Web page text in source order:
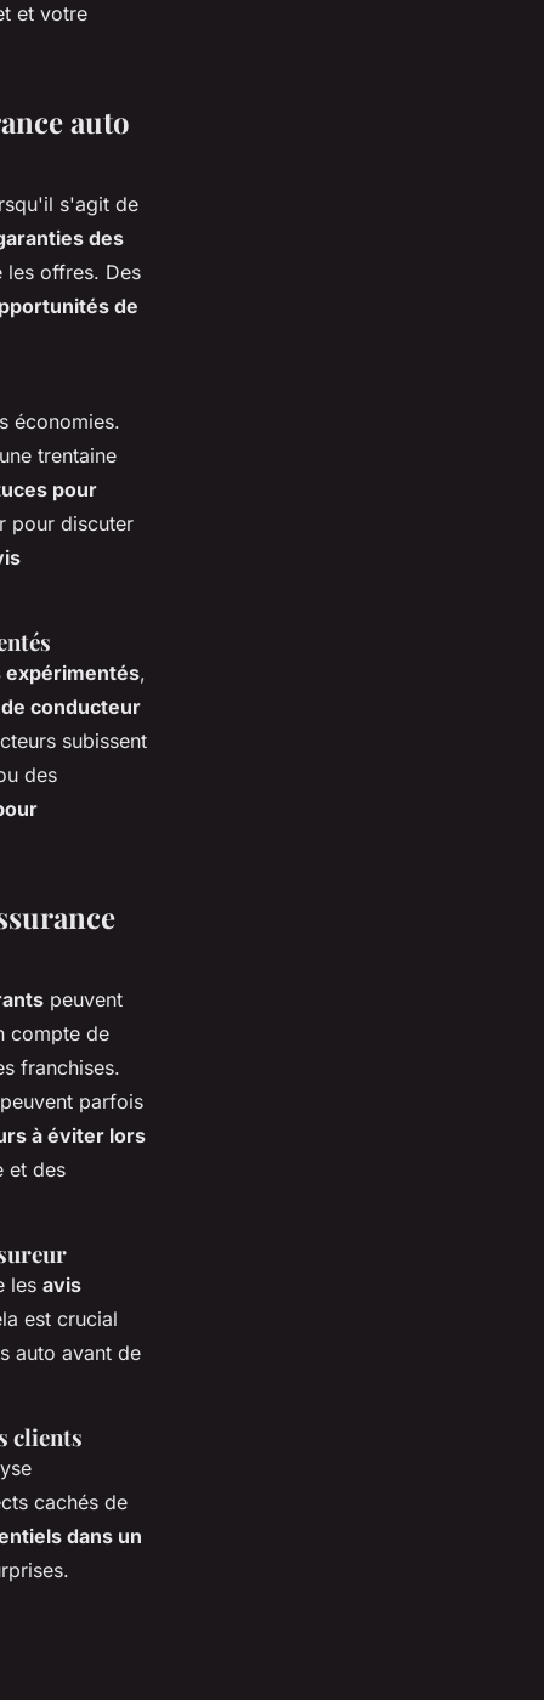
et votre
auto
s'agit de
des
les offres. Des
de
économies.
trentaine
pour
pour discuter
expérimentés,
conducteur
subissent
des
peuvent
compte de
franchises.
parfois
à éviter lors
et des
les avis
est crucial
auto avant de
clients
cachés de
dans un